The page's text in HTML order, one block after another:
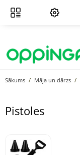
Sākums Māja un dārzs
Pistoles